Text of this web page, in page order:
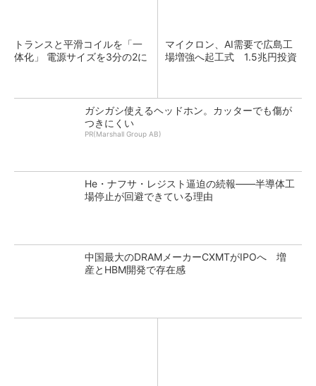
トランスと平滑コイルを「一
体化」 電源サイズを3分の2に
マイクロン、AI需要で広島工
場増強へ起工式 1.5兆円投資
ガシガシ使えるヘッドホン。カッターでも傷が
つきにくい
PR(Marshall Group AB)
He・ナフサ・レジスト逼迫の続報――半導体工
場停止が回避できている理由
中国最大のDRAMメーカーCXMTがIPOへ 増
産とHBM開発で存在感